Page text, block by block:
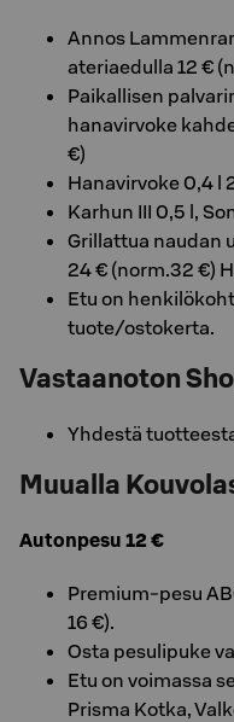
Annos
ateriaedulla 12 €
Paikallisen
hanavirvoke
€)
Hanavirvoke 0,4 l
Karhun III 0,5 l,
Grillattua naudan
24 € (norm.32 €)
Etu on
tuote/ostokerta.
Vastaanoton
Yhdestä
Muualla
Autonpesu 12 €
Premium-pesu
16 €).
Osta pesulipuke
Etu on voimassa
Prisma Kotka,